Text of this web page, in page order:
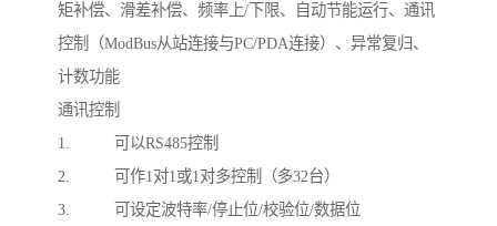
矩补偿、滑差补偿、频率上/下限、自动节能运行、通讯
控制（ModBus从站连接与PC/PDA连接）、异常复归、
计数功能
通讯控制
1. 可以RS485控制
2. 可作1对1或1对多控制（多32台）
3. 可设定波特率/停止位/校验位/数据位